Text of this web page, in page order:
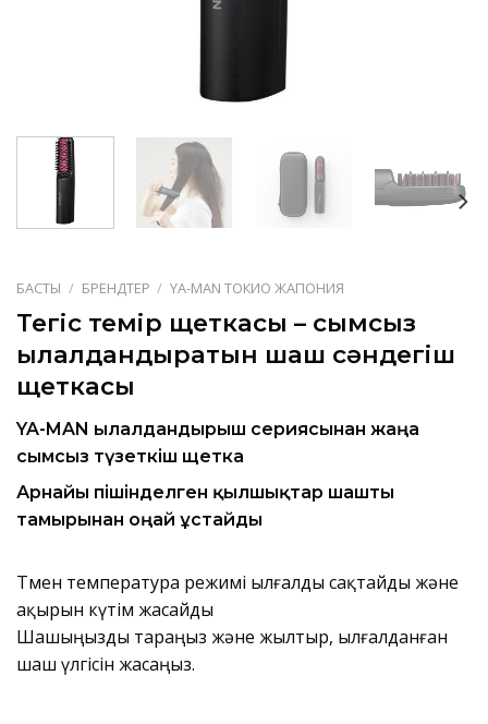
БАСТЫ / БРЕНДТЕР / YA-MAN ТОКИО ЖАПОНИЯ
Тегіс темір щеткасы – сымсыз
ылғалдандыратын шаш сәндегіш
щеткасы
YA-MAN ылғалдандырғыш сериясынан жаңа
сымсыз түзеткіш щетка
Арнайы пішінделген қылшықтар шашты
тамырынан оңай ұстайды
Төмен температура режимі ылғалды сақтайды және
ақырын күтім жасайды
Шашыңызды тараңыз және жылтыр, ылғалданған
шаш үлгісін жасаңыз.